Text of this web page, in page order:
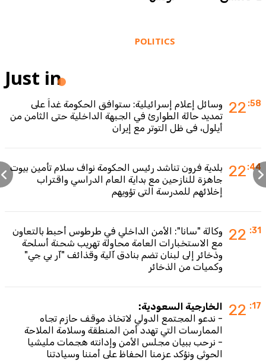
POLITICS
Just in
22 :58
وسائل إعلام إسرائيلية: ستوافق الحكومة غداً على
تمديد حالة الطوارئ في الجبهة الداخلية حتى الثامن من
أيلول، في ظل التوتر مع إيران
22:44
بلدية فرون تناشد رئيس الحكومة نواف سلام تأمين بيوت
جاهزة للنازحين مع بداية العام الدراسي واقتراب
إخلائهم للمدرسة التي تؤويهم
22 :31
وكالة "سانا": الأمن الداخلي في طرطوس أحبط بالتعاون
مع الاستخبارات العامة محاولة تهريب شحنة أسلحة
وذخائر إلى لبنان تضم بنادق آلية وقذائف "آر بي جي"
وكميات من الذخائر
22 :17
الخارجية السعودية:
- ندعو المجتمع الدولي لاتخاذ موقف حازم تجاه
الممارسات التي تهدد أمن المنطقة وسلامة الملاحة
- نرحب ببيان مجلس الأمن وإدانته هجمات مليشيا
الحوثي ونؤكد عزمنا الحفاظ على أمننا وسيادتنا